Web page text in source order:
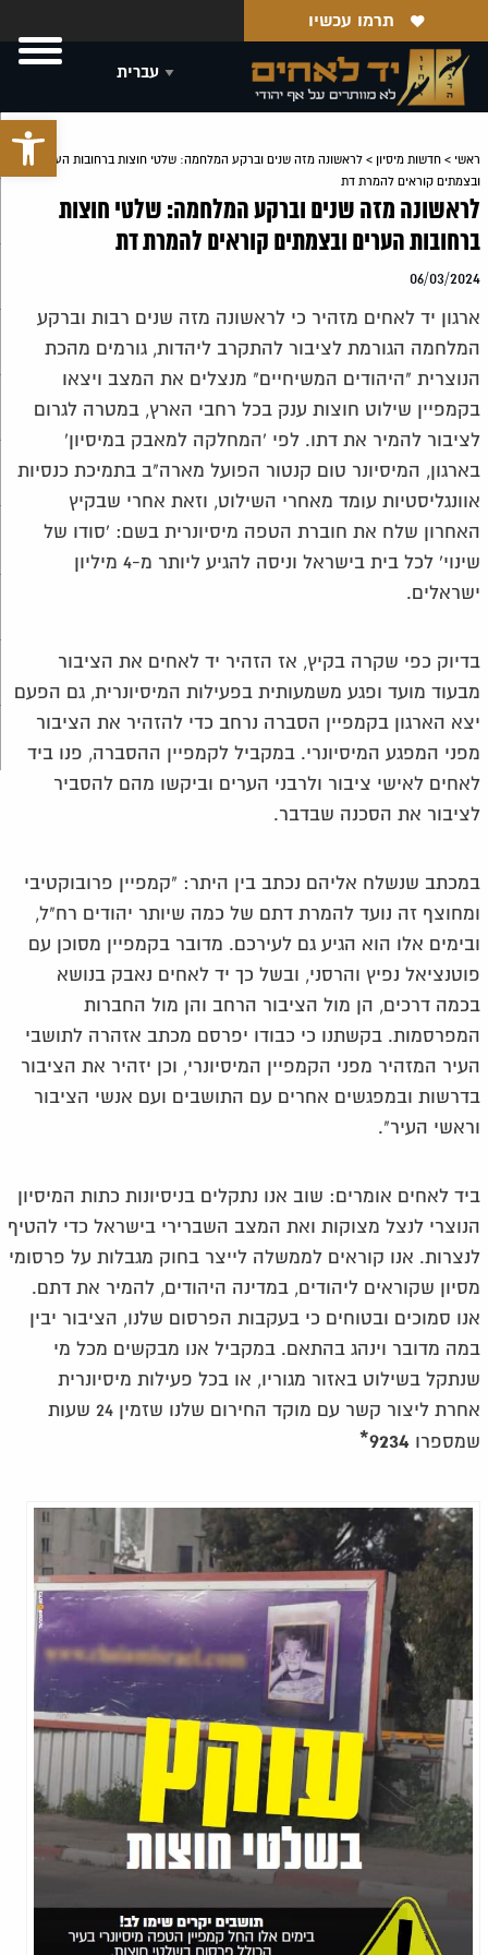
פתח
תרמו עכשיו
ראשי > חדשות מיסיון > לראשונה מזה שנים וברקע המלחמה: שלטי חוצות ברחובות הערים
ובצמתים קוראים להמרת דת
לראשונה מזה שנים וברקע המלחמה: שלטי חוצות
ברחובות הערים ובצמתים קוראים להמרת דת
06/03/2024
ארגון יד לאחים מזהיר כי לראשונה מזה שנים רבות וברקע
המלחמה הגורמת לציבור להתקרב ליהדות, גורמים מהכת
הנוצרית "היהודים המשיחיים" מנצלים את המצב ויצאו
בקמפיין שילוט חוצות ענק בכל רחבי הארץ, במטרה לגרום
לציבור להמיר את דתו. לפי 'המחלקה למאבק במיסיון'
בארגון, המיסיונר טום קנטור הפועל מארה"ב בתמיכת כנסיות
אוונגליסטיות עומד מאחרי השילוט, וזאת אחרי שבקיץ
האחרון שלח את חוברת הטפה מיסיונרית בשם: 'סודו של
שינוי' לכל בית בישראל וניסה להגיע ליותר מ-4 מיליון
ישראלים.
בדיוק כפי שקרה בקיץ, אז הזהיר יד לאחים את הציבור
מבעוד מועד ופגע משמעותית בפעילות המיסיונרית, גם הפעם
יצא הארגון בקמפיין הסברה נרחב כדי להזהיר את הציבור
מפני המפגע המיסיונרי. במקביל לקמפיין ההסברה, פנו ביד
לאחים לאישי ציבור ולרבני הערים וביקשו מהם להסביר
לציבור את הסכנה שבדבר.
במכתב שנשלח אליהם נכתב בין היתר: "קמפיין פרובוקטיבי
ומחוצף זה נועד להמרת דתם של כמה שיותר יהודים רח"ל,
ובימים אלו הוא הגיע גם לעירכם. מדובר בקמפיין מסוכן עם
פוטנציאל נפיץ והרסני, ובשל כך יד לאחים נאבק בנושא
בכמה דרכים, הן מול הציבור הרחב והן מול החברות
המפרסמות. בקשתנו כי כבודו יפרסם מכתב אזהרה לתושבי
העיר המזהיר מפני הקמפיין המיסיונרי, וכן יזהיר את הציבור
בדרשות ובמפגשים אחרים עם התושבים ועם אנשי הציבור
וראשי העיר".
ביד לאחים אומרים: שוב אנו נתקלים בניסיונות כתות המיסיון
הנוצרי לנצל מצוקות ואת המצב השברירי בישראל כדי להטיף
לנצרות. אנו קוראים לממשלה לייצר בחוק מגבלות על פרסומי
מסיון שקוראים ליהודים, במדינה היהודים, להמיר את דתם.
אנו סמוכים ובטוחים כי בעקבות הפרסום שלנו, הציבור יבין
במה מדובר וינהג בהתאם. במקביל אנו מבקשים מכל מי
שנתקל בשילוט באזור מגוריו, או בכל פעילות מיסיונרית
אחרת ליצור קשר עם מוקד החירום שלנו שזמין 24 שעות
שמספרו 9234*